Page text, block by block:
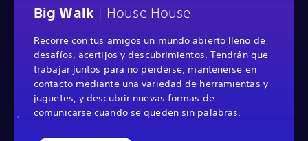
Big Walk| House House
Recorre con tus amigos un mundo abierto lleno de
desafíos, acertijos y descubrimientos. Tendrán que
trabajar juntos para no perderse, mantenerse en
contacto mediante una variedad de herramientas y
juguetes, y descubrir nuevas formas de
comunicarse cuando se queden sin palabras.